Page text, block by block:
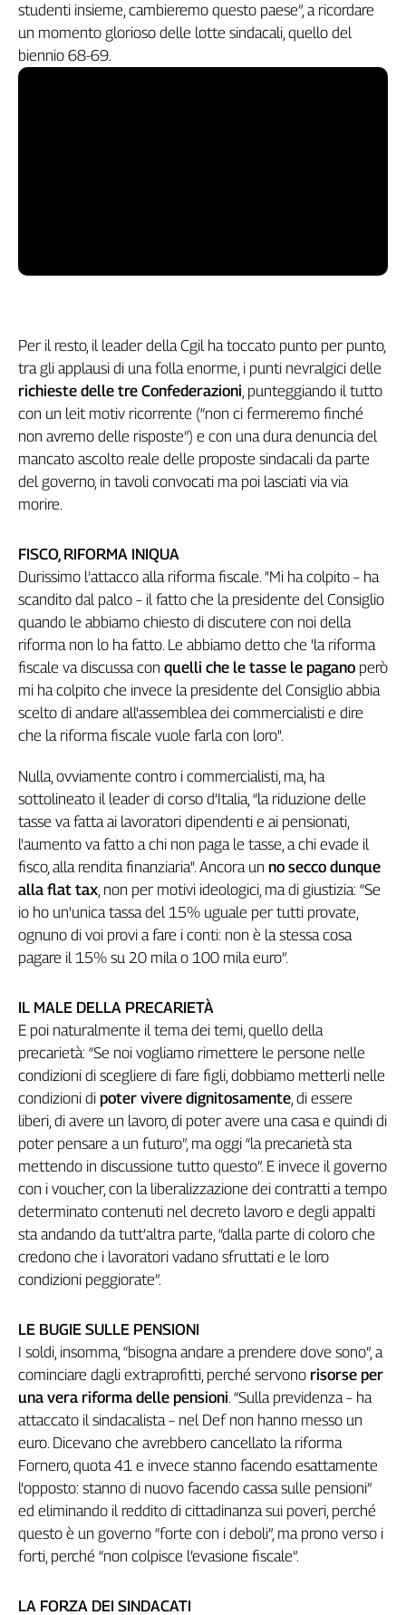
Genova,
il
sangue
della
Rubriche
La
Collettiva
Girasoli
Il
Sassolino
Linea
Economica
Tech
Easy
Inserti
Idea
Diffusa
InFlai
Le
trasmissioni
tv
in
Progress
L'Italia
nel
Lavoro
Territori
Abruzzo-
Molise
Basilicata
Calabria
Campania
Emilia-
Romagna
Friuli
Venezia
Giulia
Lazio
Liguria
Lombardia
Marche
Piemonte
Sardegna
Sicilia
Toscana
Trentino
Umbria
Valle
D'Aosta
Veneto
Archivio
Storico
1955-
studenti insieme, cambieremo questo paese”, a ricordare
un momento glorioso delle lotte sindacali, quello del
biennio 68-69.
Per il resto, il leader della Cgil ha toccato punto per punto,
tra gli applausi di una folla enorme, i punti nevralgici delle
richieste delle tre Confederazioni , punteggiando il tutto
con un leit motiv ricorrente (“non ci fermeremo finché
non avremo delle risposte”) e con una dura denuncia del
mancato ascolto reale delle proposte sindacali da parte
del governo, in tavoli convocati ma poi lasciati via via
morire.
FISCO, RIFORMA INIQUA
Durissimo l’attacco alla riforma fiscale. "Mi ha colpito – ha
scandito dal palco – il fatto che la presidente del Consiglio
quando le abbiamo chiesto di discutere con noi della
riforma non lo ha fatto. Le abbiamo detto che 'la riforma
fiscale va discussa con quelli che le tasse le pagano però
mi ha colpito che invece la presidente del Consiglio abbia
scelto di andare all'assemblea dei commercialisti e dire
che la riforma fiscale vuole farla con loro".
Nulla, ovviamente contro i commercialisti, ma, ha
sottolineato il leader di corso d’Italia, “la riduzione delle
tasse va fatta ai lavoratori dipendenti e ai pensionati,
l'aumento va fatto a chi non paga le tasse, a chi evade il
fisco, alla rendita finanziaria". Ancora un no secco dunque
alla flat tax , non per motivi ideologici, ma di giustizia: “Se
io ho un'unica tassa del 15% uguale per tutti provate,
ognuno di voi provi a fare i conti: non è la stessa cosa
pagare il 15% su 20 mila o 100 mila euro”.
IL MALE DELLA PRECARIETÀ
E poi naturalmente il tema dei temi, quello della
precarietà: “Se noi vogliamo rimettere le persone nelle
condizioni di scegliere di fare figli, dobbiamo metterli nelle
condizioni di poter vivere dignitosamente , di essere
liberi, di avere un lavoro, di poter avere una casa e quindi di
poter pensare a un futuro”, ma oggi “la precarietà sta
mettendo in discussione tutto questo”. E invece il governo
con i voucher, con la liberalizzazione dei contratti a tempo
determinato contenuti nel decreto lavoro e degli appalti
sta andando da tutt’altra parte, “dalla parte di coloro che
credono che i lavoratori vadano sfruttati e le loro
condizioni peggiorate”.
LE BUGIE SULLE PENSIONI
I soldi, insomma, “bisogna andare a prendere dove sono”, a
cominciare dagli extraprofitti, perché servono risorse per
una vera riforma delle pensioni. “Sulla previdenza – ha
attaccato il sindacalista – nel Def non hanno messo un
euro. Dicevano che avrebbero cancellato la riforma
Fornero, quota 41 e invece stanno facendo esattamente
l'opposto: stanno di nuovo facendo cassa sulle pensioni”
ed eliminando il reddito di cittadinanza sui poveri, perché
questo è un governo “forte con i deboli”, ma prono verso i
forti, perché “non colpisce l’evasione fiscale”.
LA FORZA DEI SINDACATI